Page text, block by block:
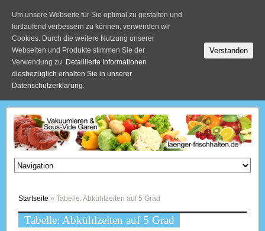
Startseite » Tabelle: Abkühlzeiten auf 5 Grad
Tabelle: Abkühlzeiten auf 5 Grad
Um unsere Webseite für Sie optimal zu gestalten und
fortlaufend verbessern zu können, verwenden wir
Cookies. Durch die weitere Nutzung unserer
Webseiten und Produkte stimmen Sie der
Verwendung zu. Detaillierte Informationen
diesbezüglich erhalten Sie in unserer
Datenschutzerklärung.
Verstanden